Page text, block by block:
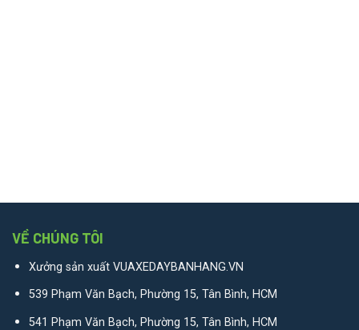
VỀ CHÚNG TÔI
Xưởng sản xuất VUAXEDAYBANHANG.VN
539 Phạm Văn Bạch, Phường 15, Tân Bình, HCM
541 Phạm Văn Bạch, Phường 15, Tân Bình, HCM